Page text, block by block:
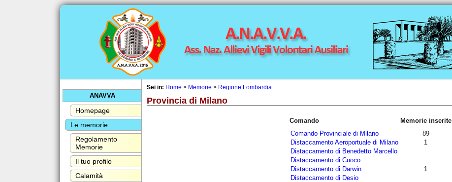
ANAVVA
Homepage
Le memorie
Regolamento
Memorie
Il tuo profilo
Calamità
Sei in: Home > Memorie > Regione Lombardia
Provincia di Milano
Comando
Memorie inserite
Comando Provinciale di Milano
89
Distaccamento Aeroportuale di Milano
1
Distaccamento di Benedetto Marcello
Distaccamento di Cuoco
Distaccamento di Darwin
1
Distaccamento di Desio